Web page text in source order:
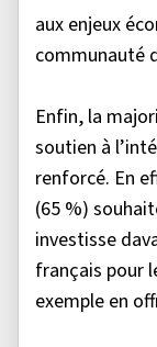
aux enjeux
communauté
Enfin, la
soutien à
renforcé. En
(65 %)
investisse
français pour
exemple en